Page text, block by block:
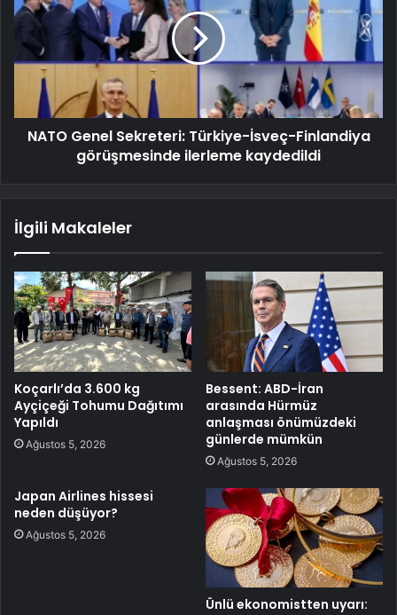
NATO Genel Sekreteri: Türkiye-İsveç-Finlandiya
görüşmesinde ilerleme kaydedildi
İlgili Makaleler
Koçarlı’da 3.600 kg
Ayçiçeği Tohumu Dağıtımı
Yapıldı
Ağustos 5, 2026
Bessent: ABD-İran
arasında Hürmüz
anlaşması önümüzdeki
günlerde mümkün
Ağustos 5, 2026
Japan Airlines hissesi
neden düşüyor?
Ağustos 5, 2026
Ünlü ekonomistten uyarı: